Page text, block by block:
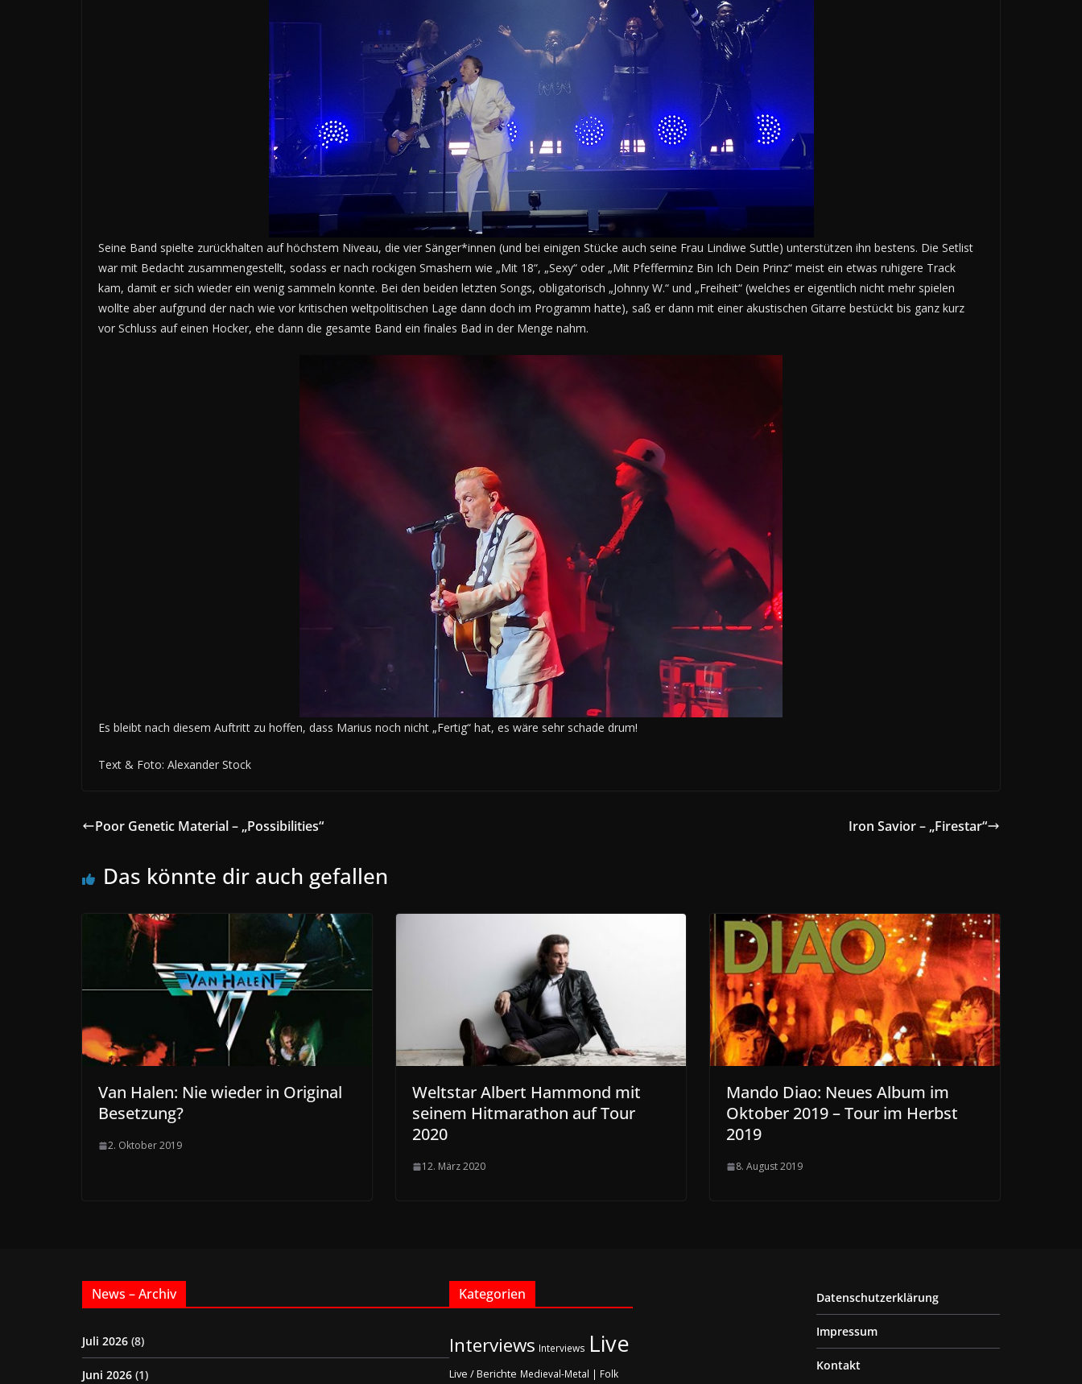
Seine Band spielte zurückhalten auf höchstem Niveau, die vier Sänger*innen (und bei einigen Stücke auch seine Frau Lindiwe Suttle) unterstützen ihn bestens. Die Setlist
war mit Bedacht zusammengestellt, sodass er nach rockigen Smashern wie „Mit 18“, „Sexy“ oder „Mit Pfefferminz Bin Ich Dein Prinz“ meist ein etwas ruhigere Track
kam, damit er sich wieder ein wenig sammeln konnte. Bei den beiden letzten Songs, obligatorisch „Johnny W.“ und „Freiheit“ (welches er eigentlich nicht mehr spielen
wollte aber aufgrund der nach wie vor kritischen weltpolitischen Lage dann doch im Programm hatte), saß er dann mit einer akustischen Gitarre bestückt bis ganz kurz
vor Schluss auf einen Hocker, ehe dann die gesamte Band ein finales Bad in der Menge nahm.
Es bleibt nach diesem Auftritt zu hoffen, dass Marius noch nicht „Fertig“ hat, es wäre sehr schade drum!
Text & Foto: Alexander Stock
Poor Genetic Material – „Possibilities“ Iron Savior – „Firestar“
Das könnte dir auch gefallen
Van Halen: Nie wieder in Original
Besetzung?
2. Oktober 2019
Weltstar Albert Hammond mit
seinem Hitmarathon auf Tour
2020
12. März 2020
Mando Diao: Neues Album im
Oktober 2019 – Tour im Herbst
2019
8. August 2019
News – Archiv
Juli 2026 (8)
Juni 2026 (1)
Kategorien
Interviews Interviews Live
Live / Berichte Medieval-Metal | Folk
Datenschutzerklärung
Impressum
Kontakt